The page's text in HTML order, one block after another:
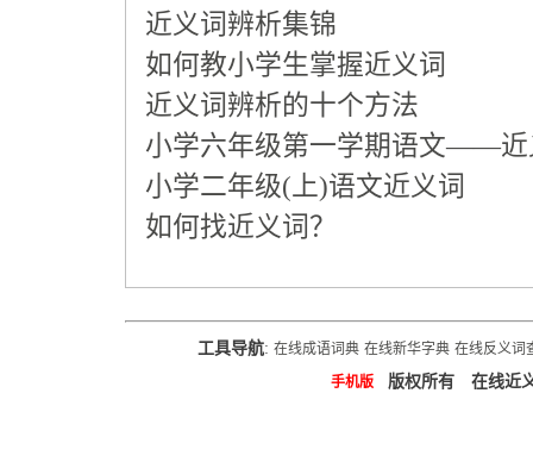
近义词辨析集锦
如何教小学生掌握近义词
近义词辨析的十个方法
小学六年级第一学期语文——近
小学二年级(上)语文近义词
如何找近义词？
工具导航: 在线成语词典 在线新华字典 在线反义词
手机版 版权所有 在线近义